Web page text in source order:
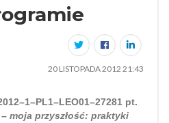
20 LISTOPADA 2012 21:43
pt.
moja przyszłość: praktyki